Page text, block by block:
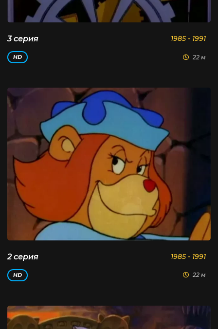
3 серия 1985 - 1991
HD 22 м
2 серия 1985 - 1991
HD 22 м